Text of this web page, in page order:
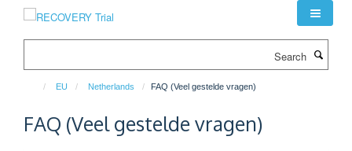
EU Netherlands FAQ (Veel gestelde vragen)
FAQ (Veel gestelde vragen)